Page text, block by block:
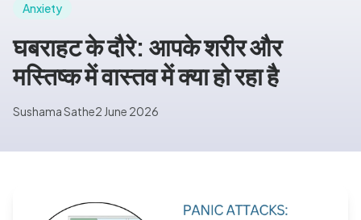
Careers
Anxiety
घबराहट के दौरे: आपके शरीर और
मस्तिष्क में वास्तव में क्या हो रहा है
Sushama Sathe2 June 2026